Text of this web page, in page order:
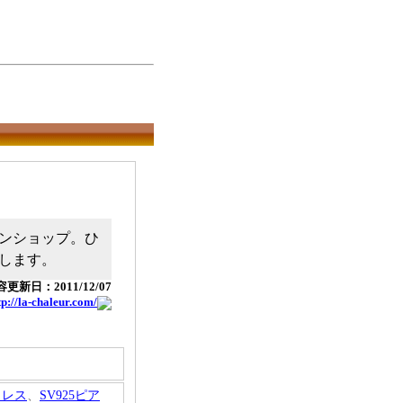
ショップ。ひ
ます。
更新日：2011/12/07
la-chaleur.com/
ス 、 SV925ピア